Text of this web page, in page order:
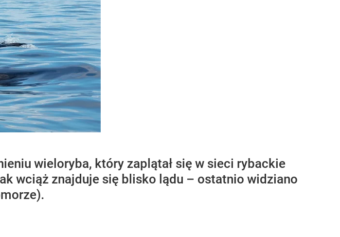
wieloryba, który zaplątał się w sieci rybackie
wciąż znajduje się blisko lądu – ostatnio widziano